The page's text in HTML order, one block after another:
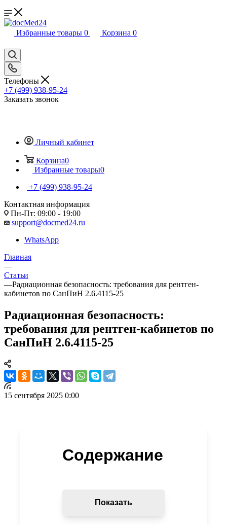
Избранные товары 0 Корзина 0
Телефоны
+7 (499) 938-95-24
Заказать звонок
Личный кабинет
Корзина0
Избранные товары0
+7 (499) 938-95-24
Контактная информация
Пн-Пт: 09:00 - 19:00
support@docmed24.ru
WhatsApp
Главная
—
Статьи
—Радиационная безопасность: требования для рентген-
кабинетов по СанПиН 2.6.4115-25
Радиационная безопасность:
требования для рентген-кабинетов по
СанПиН 2.6.4115-25
15 сентября 2025 0:00
Содержание
Показать